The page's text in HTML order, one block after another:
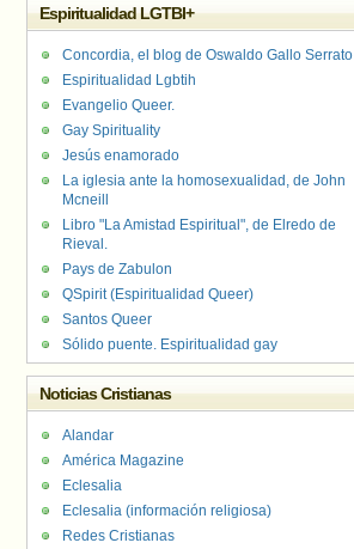
Espiritualidad LGTBI+
Concordia, el blog de Oswaldo Gallo Serrato
Espiritualidad Lgbtih
Evangelio Queer.
Gay Spirituality
Jesús enamorado
La iglesia ante la homosexualidad, de John
Mcneill
Libro "La Amistad Espiritual", de Elredo de
Rieval.
Pays de Zabulon
QSpirit (Espiritualidad Queer)
Santos Queer
Sólido puente. Espiritualidad gay
Noticias Cristianas
Alandar
América Magazine
Eclesalia
Eclesalia (información religiosa)
Redes Cristianas